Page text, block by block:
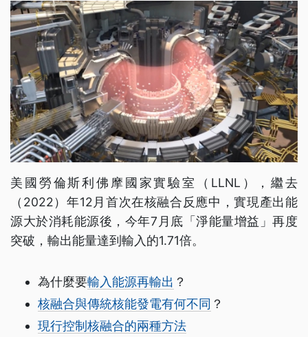
美國勞倫斯利佛摩國家實驗室（LLNL），繼去
（2022）年12月首次在核融合反應中，實現產出能
源大於消耗能源後，今年7月底「淨能量增益」再度
突破，輸出能量達到輸入的1.71倍。
為什麼要輸入能源再輸出 ？
核融合與傳統核能發電有何不同 ？
現行控制核融合的兩種方法